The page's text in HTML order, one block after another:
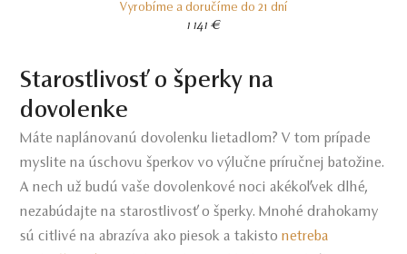
Vyrobíme a doručíme do 21 dní
1 141 €
Starostlivosť o šperky na
dovolenke
Máte naplánovanú dovolenku lietadlom? V tom prípade
myslite na úschovu šperkov vo výlučne príručnej batožine.
A nech už budú vaše dovolenkové noci akékoľvek dlhé,
nezabúdajte na starostlivosť o šperky. Mnohé drahokamy
sú citlivé na abrazíva ako piesok a takistonetreba